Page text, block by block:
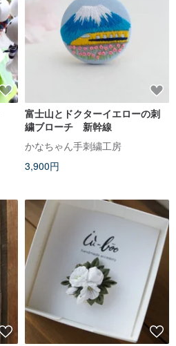
富士山とドクターイエローの刺
繍ブローチ 新幹線
かなちゃん手刺繍工房
3,900円